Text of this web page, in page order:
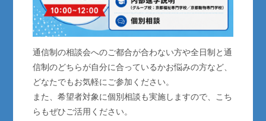
通信制の相談会へのご都合が合わない方や全日制と通
信制のどちらが自分に合っているかお悩みの方など、
どなたでもお気軽にご参加ください。
また、希望者対象に個別相談も実施しますので、こち
らもぜひご活用ください。